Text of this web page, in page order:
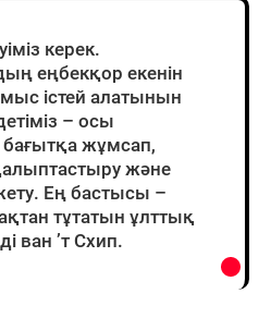
керек.
еңбекқор екенін
істей алатынын
– осы
бағытқа жұмсап,
және
Ең бастысы –
тұтатын ұлттық
ван ’т Схип.